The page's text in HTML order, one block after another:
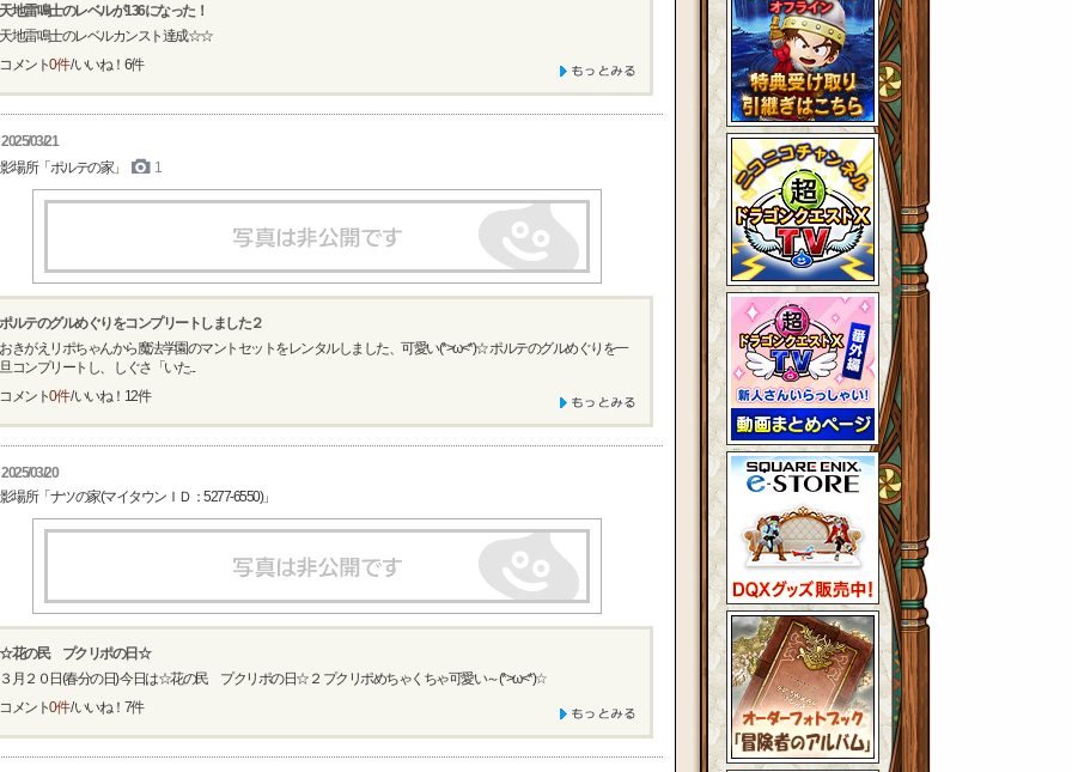
天地雷鳴士のレベルが136になった！
天地雷鳴士のレベルカンスト達成☆☆
コメント0件/ いいね！ 6件
2025/03/21
場所「ポルテの家」
1
ポルテのグルめぐりをコンプリートしました２
おきがえリポちゃんから魔法学園のマントセットをレンタルしました、可愛い(*>ω<*)☆ ポルテのグルめぐりを一
旦コンプリートし、 しぐさ「いた...
コメント0件/ いいね！ 12件
2025/03/20
場所「ナツの家(マイタウンＩＤ：5277-6550)」
☆花の民 プクリポの日☆
３月２０日(春分の日) 今日は☆花の民 プクリポの日☆２ プクリポめちゃくちゃ可愛い～(*>ω<*)☆
コメント0件/ いいね！ 7件